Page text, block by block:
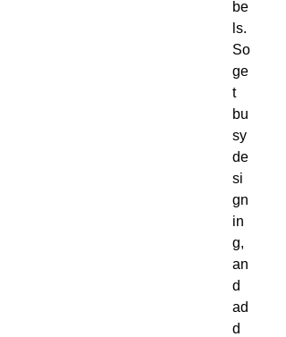
be
ls.
So
ge
t
bu
sy
de
si
gn
in
g,
an
d
ad
d